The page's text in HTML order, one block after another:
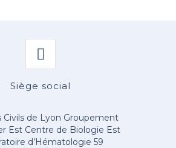
Siège social
Civils de Lyon Groupement
EstCentre de Biologie Est
d’Hématologie 59